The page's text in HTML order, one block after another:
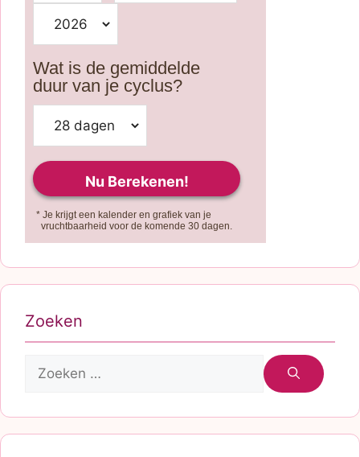
Wat is de gemiddelde
duur van je cyclus?
* Je krijgt een kalender en grafiek van je
vruchtbaarheid voor de komende 30 dagen.
Zoeken
Zoek